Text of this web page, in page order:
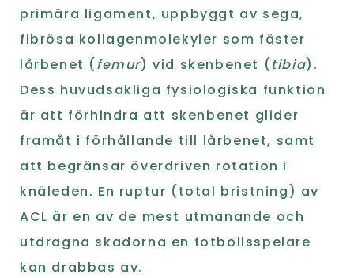
primära ligament, uppbyggt av sega,
fibrösa kollagenmolekyler som fäster
lårbenet (femur) vid skenbenet (tibia).
Dess huvudsakliga fysiologiska funktion
är att förhindra att skenbenet glider
framåt i förhållande till lårbenet, samt
att begränsar överdriven rotation i
knäleden. En ruptur (total bristning) av
ACL är en av de mest utmanande och
utdragna skadorna en fotbollsspelare
kan drabbas av.